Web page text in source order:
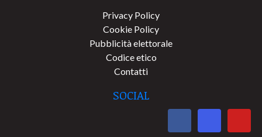
Privacy Policy
Cookie Policy
Pubblicità elettorale
Codice etico
Contatti
SOCIAL